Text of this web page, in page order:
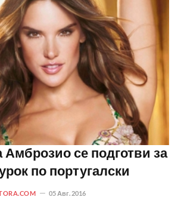
се подготви за
по португалски
05 Авг. 2016